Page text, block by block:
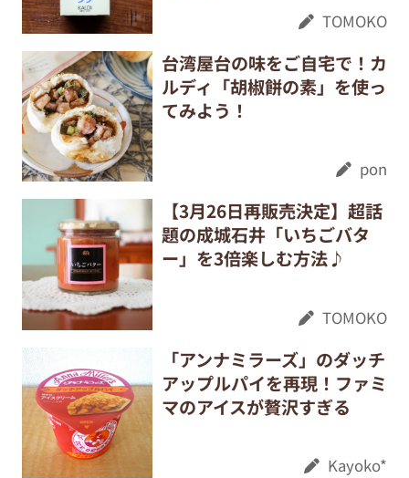
TOMOKO
台湾屋台の味をご自宅で！カ
ルディ「胡椒餅の素」を使っ
てみよう！
pon
【3月26日再販売決定】超話
題の成城石井「いちごバタ
ー」を3倍楽しむ方法♪
TOMOKO
「アンナミラーズ」のダッチ
アップルパイを再現！ファミ
マのアイスが贅沢すぎる
Kayoko*